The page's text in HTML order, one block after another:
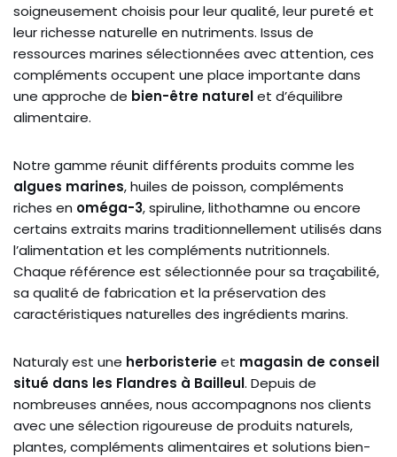
soigneusement choisis pour leur qualité, leur pureté et
leur richesse naturelle en nutriments. Issus de
ressources marines sélectionnées avec attention, ces
compléments occupent une place importante dans
une approche de bien-être naturelet d’équilibre
alimentaire.
Notre gamme réunit différents produits comme les
algues marines, huiles de poisson, compléments
riches en oméga-3, spiruline, lithothamne ou encore
certains extraits marins traditionnellement utilisés dans
l’alimentation et les compléments nutritionnels.
Chaque référence est sélectionnée pour sa traçabilité,
sa qualité de fabrication et la préservation des
caractéristiques naturelles des ingrédients marins.
Naturaly est une herboristerieet magasin de conseil
situé dans les Flandres à Bailleul. Depuis de
nombreuses années, nous accompagnons nos clients
avec une sélection rigoureuse de produits naturels,
plantes, compléments alimentaires et solutions bien-